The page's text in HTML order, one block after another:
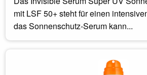
mit LSF 50+ steht für einen
das Sonnenschutz-Serum kann...